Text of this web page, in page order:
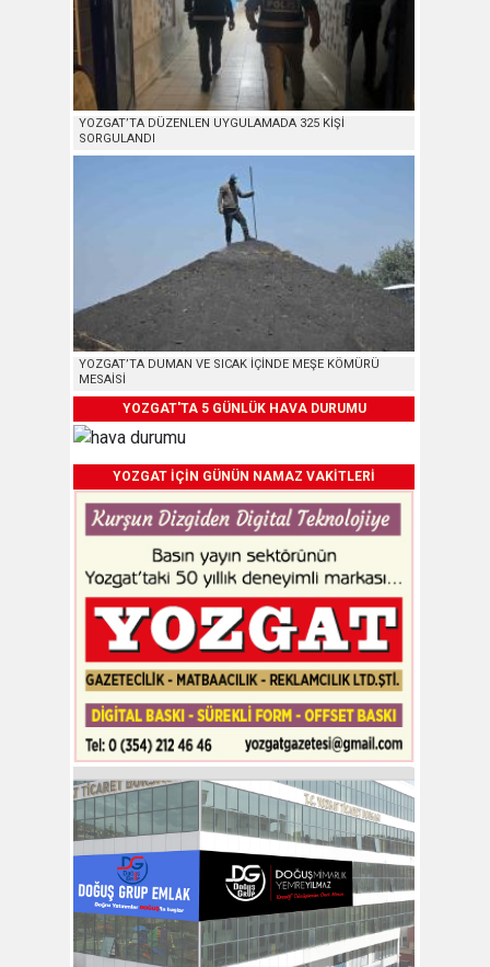
YOZGAT’TA DÜZENLEN UYGULAMADA 325 KİŞİ
SORGULANDI
YOZGAT’TA DUMAN VE SICAK İÇİNDE MEŞE KÖMÜRÜ
MESAİSİ
YOZGAT'TA 5 GÜNLÜK HAVA DURUMU
YOZGAT İÇİN GÜNÜN NAMAZ VAKİTLERİ